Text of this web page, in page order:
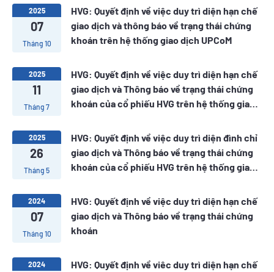
2025
07
Tháng 10
HVG: Quyết định về việc duy trì diện hạn chế
giao dịch và thông báo về trạng thái chứng
khoán trên hệ thống giao dịch UPCoM
2025
11
Tháng 7
HVG: Quyết định về việc duy trì diện hạn chế
giao dịch và Thông báo về trạng thái chứng
khoán của cổ phiếu HVG trên hệ thống giao
2025
26
Tháng 5
HVG: Quyết định về việc duy trì diện đình chỉ
giao dịch và Thông báo về trạng thái chứng
khoán của cổ phiếu HVG trên hệ thống giao
2024
07
Tháng 10
HVG: Quyết định về việc duy trì diện hạn chế
giao dịch và Thông báo về trạng thái chứng
khoán
2024
HVG: Quyết định về viêc duy trì diện hạn chế